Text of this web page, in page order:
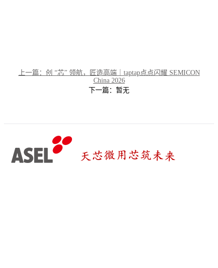
上一篇：创 “芯” 领航，匠造高端｜taptap点点闪耀 SEMICON
China 2026
下一篇：暂无